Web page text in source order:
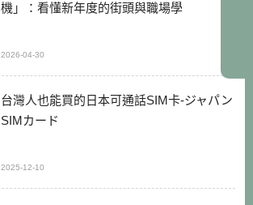
機」：看懂新年度的街頭與職場學
2026-04-30
台灣人也能買的日本可通話SIM卡-ジャパン
SIMカード
2025-12-10